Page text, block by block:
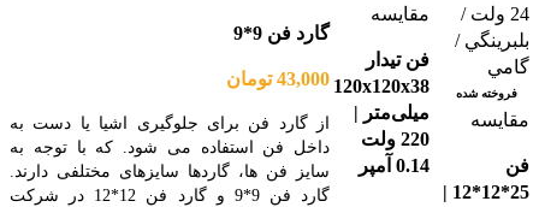
فروخته شده
مقايسه
فن
25*12*12 |
مقايسه
فن تیدار
120x120x38
میلی‌متر |
220 ولت
0.14 آمپر
گارد فن 9*9
43,000 تومان
از گارد فن برای جلوگیری اشیا یا دست به
داخل فن استفاده می شود. که با توجه به
سایز فن ها، گاردها سایزهای مختلفی دارند.
گارد فن 9*9 و گارد فن 12*12 در شرکت